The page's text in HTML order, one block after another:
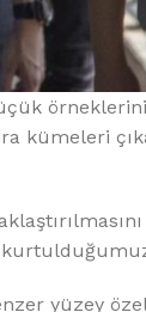
kümeleri
yüzey